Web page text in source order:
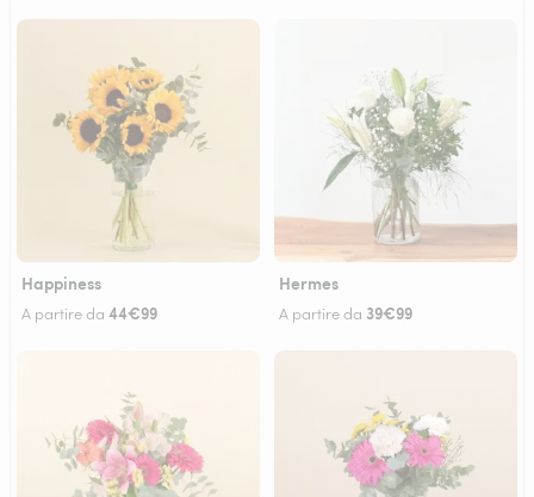
Happiness
A partire da 44€99
Hermes
A partire da 39€99